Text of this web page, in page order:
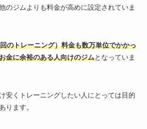
のジムよりも料金が高めに設定されていま
のトレーニング）料金も数万単位でかかっ
金に余裕のある人向けのジムとなっていま
安くトレーニングしたい人にとっては目的
ります。